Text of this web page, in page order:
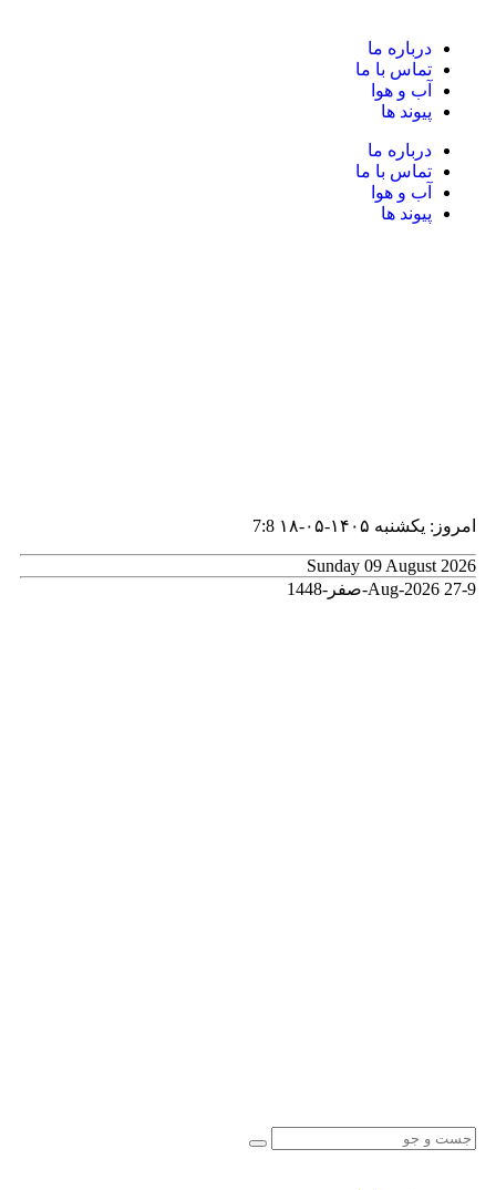
درباره ما
تماس با ما
آب و هوا
پیوند ها
درباره ما
تماس با ما
آب و هوا
پیوند ها
امروز: یکشنبه ۱۴۰۵-۰۵-۱۸ 7:8
Sunday 09 August 2026
9-Aug-2026 27-صفر-1448